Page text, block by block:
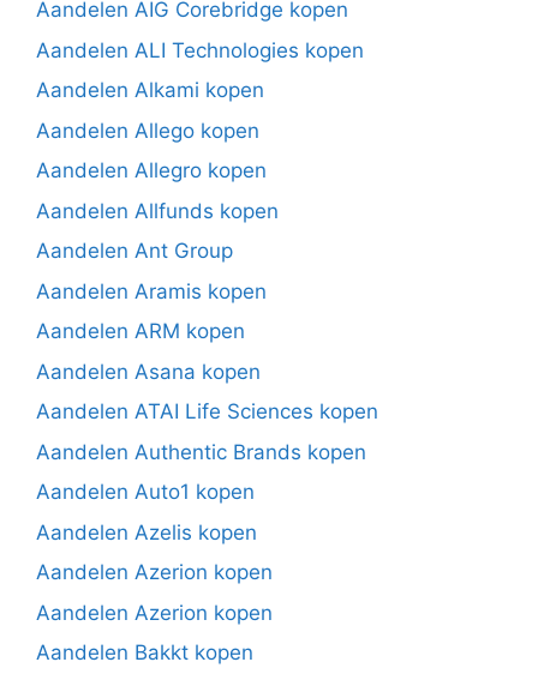
Aandelen AIG Corebridge kopen
Aandelen ALI Technologies kopen
Aandelen Alkami kopen
Aandelen Allego kopen
Aandelen Allegro kopen
Aandelen Allfunds kopen
Aandelen Ant Group
Aandelen Aramis kopen
Aandelen ARM kopen
Aandelen Asana kopen
Aandelen ATAI Life Sciences kopen
Aandelen Authentic Brands kopen
Aandelen Auto1 kopen
Aandelen Azelis kopen
Aandelen Azerion kopen
Aandelen Azerion kopen
Aandelen Bakkt kopen